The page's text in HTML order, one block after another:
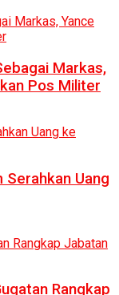
Markas,
Pos Militer
Serahkan Uang
Rangkap